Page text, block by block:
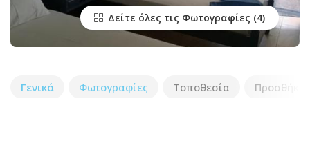
Δείτε όλες τις Φωτογραφίες
Γενικά Φωτογραφίες Τοποθεσία Προσθήκη